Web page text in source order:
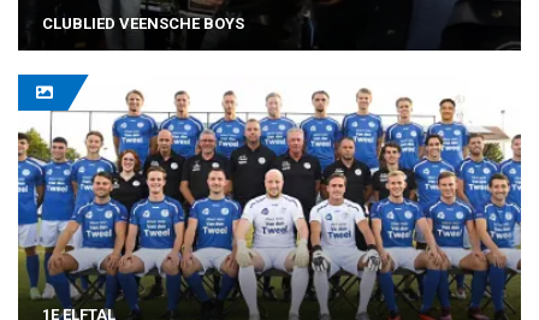
CLUBLIED VEENSCHE BOYS
1E ELFTAL